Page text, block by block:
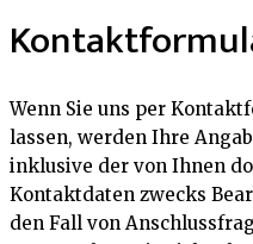
Wenn Sie uns per
lassen, werden Ihre
inklusive der von Ihnen
Kontaktdaten zwecks
den Fall von